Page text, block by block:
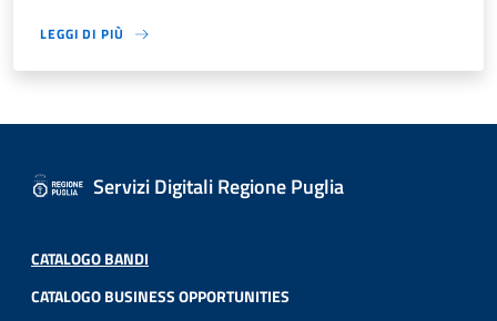
LEGGI DI PIÙ
Servizi Digitali Regione Puglia
CATALOGO BANDI
CATALOGO BUSINESS OPPORTUNITIES